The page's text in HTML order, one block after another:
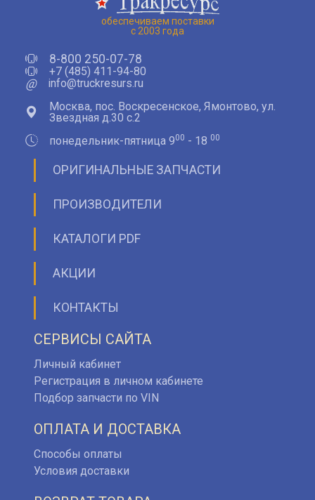
обеспечиваем поставки
с 2003 года
8-800 250-07-78
+7 (485) 411-94-80
@
info@truckresurs.ru
Москва, пос. Воскресенское, Ямонтово, ул.
Звездная д.30 с.2
понедельник-пятница 900 - 18 00
ОРИГИНАЛЬНЫЕ ЗАПЧАСТИ
ПРОИЗВОДИТЕЛИ
КАТАЛОГИ PDF
АКЦИИ
КОНТАКТЫ
СЕРВИСЫ САЙТА
Личный кабинет
Регистрация в личном кабинете
Подбор запчасти по VIN
ОПЛАТА И ДОСТАВКА
Способы оплаты
Условия доставки